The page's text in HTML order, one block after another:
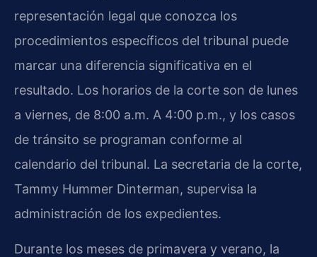
representación legal que conozca los
procedimientos específicos del tribunal puede
marcar una diferencia significativa en el
resultado. Los horarios de la corte son de lunes
a viernes, de 8:00 a.m. A 4:00 p.m., y los casos
de tránsito se programan conforme al
calendario del tribunal. La secretaria de la corte,
Tammy Hummer Dinterman, supervisa la
administración de los expedientes.
Durante los meses de primavera y verano, la